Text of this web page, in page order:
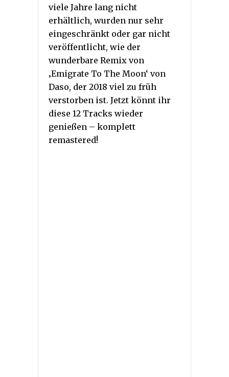
viele Jahre lang nicht
erhältlich, wurden nur sehr
eingeschränkt oder gar nicht
veröffentlicht, wie der
wunderbare Remix von
‚Emigrate To The Moon‘ von
Daso, der 2018 viel zu früh
verstorben ist. Jetzt könnt ihr
diese 12 Tracks wieder
genießen – komplett
remastered!